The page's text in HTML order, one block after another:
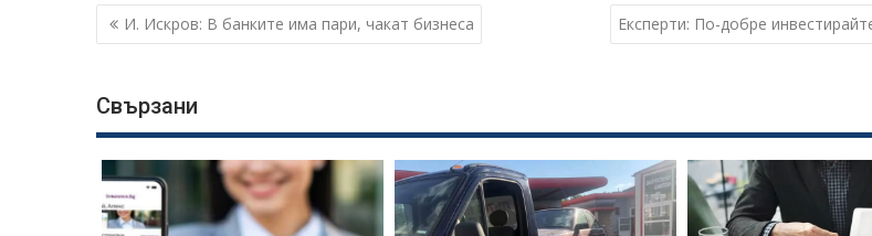
Навигация
И. Искров: В банките има пари, чакат бизнеса Експерти: По-добре
Свързани